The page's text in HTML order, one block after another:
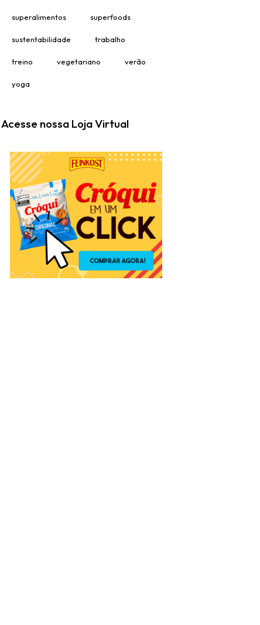
superalimentos superfoods
sustentabilidade trabalho
treino vegetariano verão
yoga
Acesse nossa Loja Virtual